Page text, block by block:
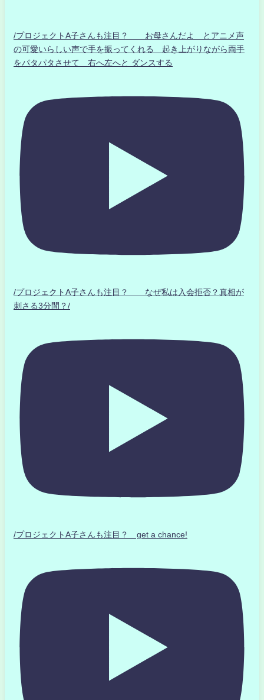
/プロジェクトA子さんも注目？ お母さんだよ とアニメ声
の可愛いらしい声で手を振ってくれる 起き上がりながら両手
をパタパタさせて 右へ左へと ダンスする
/プロジェクトA子さんも注目？ なぜ私は入会拒否？真相が
刺さる3分間？/
/プロジェクトA子さんも注目？ get a chance!